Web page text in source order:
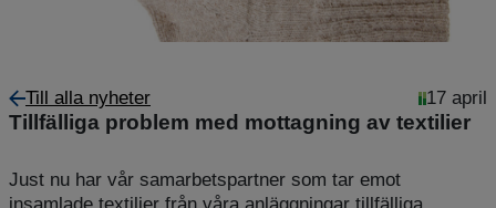
Till alla nyheter 17 april
Tillfälliga problem med mottagning av textilier
Just nu har vår samarbetspartner som tar emot